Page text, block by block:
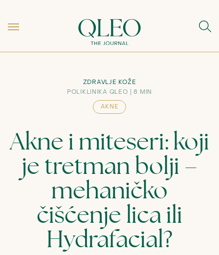
ZDRAVLJE KOŽE
POLIKLINIKA QLEO
8 MIN
AKNE
Akne i miteseri: koji
je tretman bolji –
mehaničko
čišćenje lica ili
Hydrafacial?